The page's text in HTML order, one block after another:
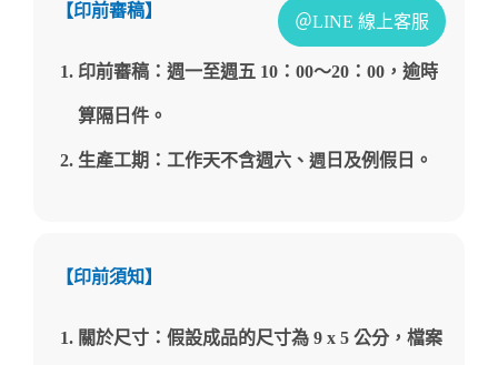
【印前審稿】
印前審稿：週一至週五 10：00～20： 00，逾時
算隔日件。
生產工期：工作天不含週六、 週 日及例假日。
【印前須知】
關於尺寸：假設成品的尺寸為 9 x 5 公分，檔案